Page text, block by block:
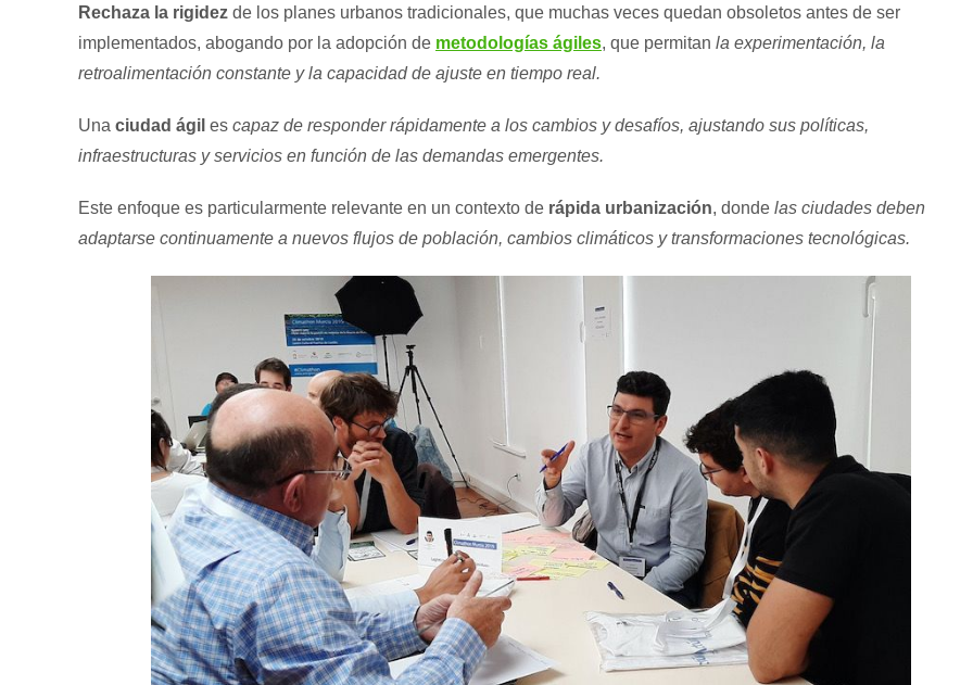
Rechaza la rigidez de los planes urbanos tradicionales, que muchas veces quedan obsoletos antes de ser
implementados, abogando por la adopción de metodologías ágiles, que permitan la experimentación, la
retroalimentación constante y la capacidad de ajuste en tiempo real.
Una ciudad ágil es capaz de responder rápidamente a los cambios y desafíos, ajustando sus políticas,
infraestructuras y servicios en función de las demandas emergentes.
Este enfoque es particularmente relevante en un contexto de rápida urbanización, donde las ciudades deben
adaptarse continuamente a nuevos flujos de población, cambios climáticos y transformaciones tecnológicas.